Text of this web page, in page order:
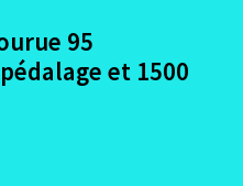
95
et 1500